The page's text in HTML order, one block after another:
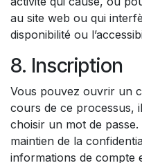
au site web ou qui
disponibilité ou
8. Inscription
Vous pouvez ouvrir un
cours de ce processus,
choisir un mot de
maintien de la
informations de compte